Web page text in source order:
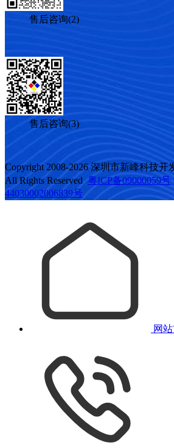
售后咨询(2)
售后咨询(3)
Copyright 2008-2026 深圳市新峰科技
All Rights Reserved 粤ICP备09000059号
44030002006839号
网